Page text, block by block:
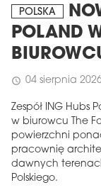
POLSKA
POLAND
schedule 04 sierpnia
Zespół ING Hubs
w biurowcu The
powierzchni
pracownię
dawnych
Polskiego.